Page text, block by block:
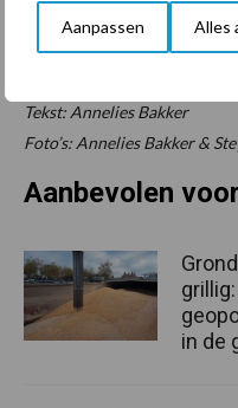
Aanpassen Alles
Loonwerker. Het hele en
Tekst: Annelies Bakker
Foto’s: Annelies Bakker &
Aanbevolen
in de